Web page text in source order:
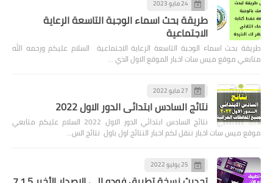
24 مايو 2023
طريقة بحث اسماء الوجبة التاسعة الرعاية
الاجتماعية
طريقة بحث اسماء الوجبة التاسعة الرعاية الاجتماعية السلام عليكم ورحمه الله
متابعي موقع ميس سات اخبار الموقع الاول الذي …
27 مايو 2022
نتائج السادس ابتدائي الدور الاول 2022
نتائج السادس ابتدائي الدور الاول 2022 السلام عليكم متابعي
موقع ميس سات اخبار ننقل لكم اخبار النتائج اول باول نتائج الس…
25 يوليو 2022